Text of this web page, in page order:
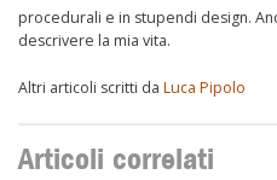
procedurali e in stupendi design.
descrivere la mia vita.
Altri articoli scritti da Luca Pipolo
Articoli correlati